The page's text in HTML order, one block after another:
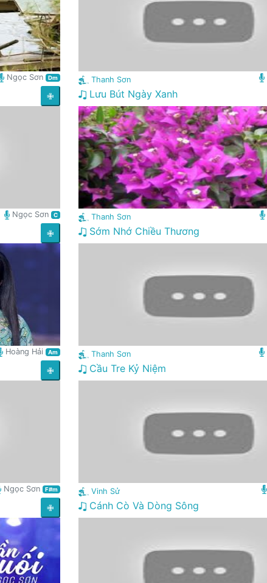
Ngọc Sơn Dm Thanh Sơn
✙
Ngọc Sơn C
Lưu Bút Ngày Xanh
Thanh Sơn
✙
Hoàng Hải Am
Sớm Nhớ Chiều Thương
Thanh Sơn
✙
Ngọc Sơn F#m
Cầu Tre Kỷ Niệm
Vinh Sử
✙ Cánh Cò Và Dòng Sông